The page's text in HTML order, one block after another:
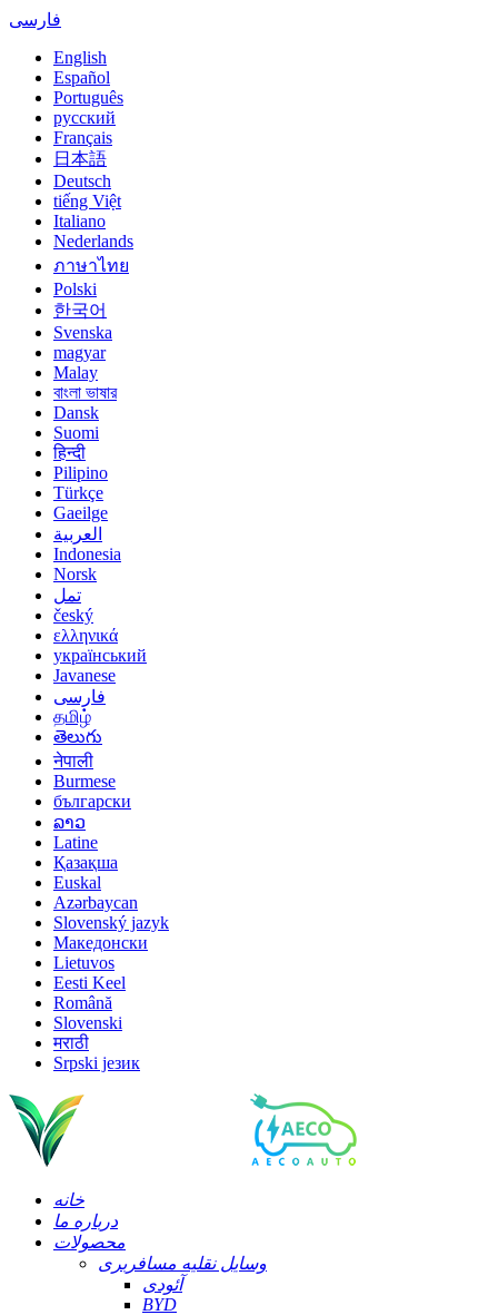
فارسی
English
Español
Português
русский
Français
日本語
Deutsch
tiếng Việt
Italiano
Nederlands
ภาษาไทย
Polski
한국어
Svenska
magyar
Malay
বাংলা ভাষার
Dansk
Suomi
हिन्दी
Pilipino
Türkçe
Gaeilge
العربية
Indonesia
Norsk‎
تمل
český
ελληνικά
український
Javanese
فارسی
தமிழ்
తెలుగు
नेपाली
Burmese
български
ລາວ
Latine
Қазақша
Euskal
Azərbaycan
Slovenský jazyk
Македонски
Lietuvos
Eesti Keel
Română
Slovenski
मराठी
Srpski језик
خانه
درباره ما
محصولات
وسایل نقلیه مسافربری
آئودی
BYD